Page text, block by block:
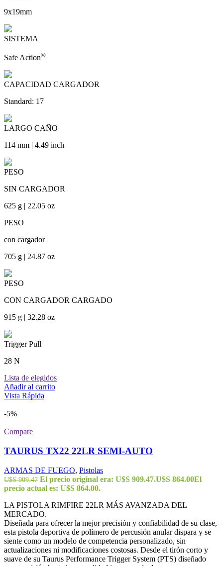
9x19mm
SISTEMA
Safe Action®
CAPACIDAD CARGADOR
Standard: 17
LARGO CAÑO
114 mm | 4.49 inch
PESO
SIN CARGADOR
625 g | 22.05 oz
PESO
con cargador
705 g | 24.87 oz
PESO
CON CARGADOR CARGADO
915 g | 32.28 oz
Trigger Pull
28 N
Lista de elegidos
Añadir al carrito
Vista Rápida
-5%
Compare
TAURUS TX22 22LR SEMI-AUTO
ARMAS DE FUEGO, Pistolas
U$S909.47 El precio original era: U$S 909.47.U$S 864.00El
precio actual es: U$S 864.00.
LA PISTOLA RIMFIRE 22LR MÁS AVANZADA DEL
MERCADO.
Diseñada para ofrecer la mejor precisión y confiabilidad de su clase,
esta pistola deportiva de polímero de percusión anular dispara y se
siente como un modelo de competencia personalizado, sin
actualizaciones ni modificaciones costosas. Desde el tirón corto y
suave de su Taurus Performance Trigger System (PTS) diseñado